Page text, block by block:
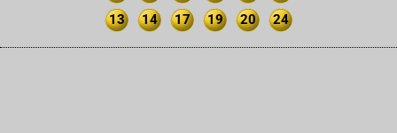
13
14 17 19 20 24